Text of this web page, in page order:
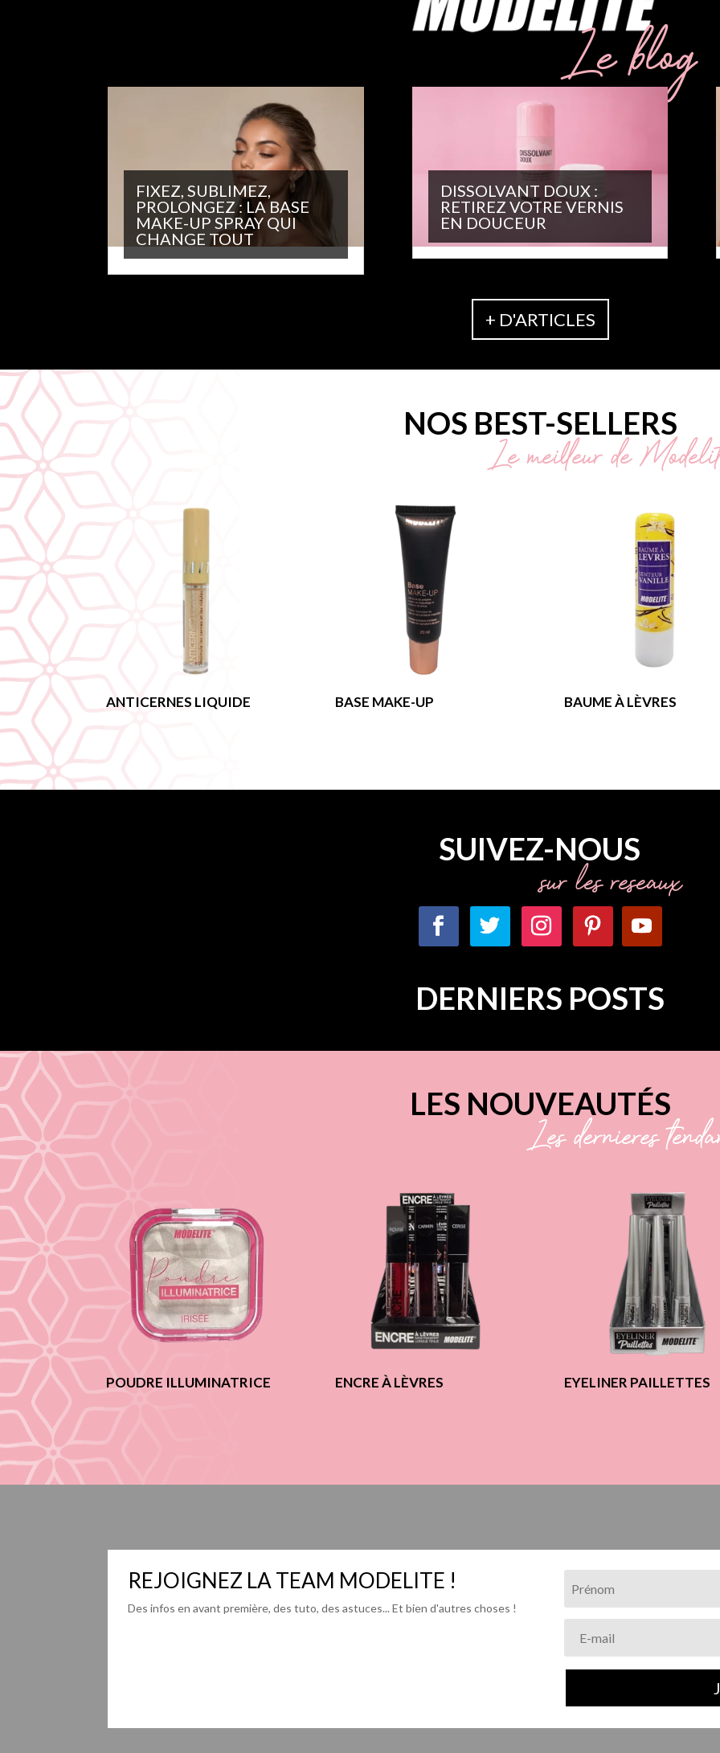
Le blog
FIXEZ, SUBLIMEZ,
PROLONGEZ : LA BASE
MAKE-UP SPRAY QUI
CHANGE TOUT
DISSOLVANT DOUX :
RETIREZ VOTRE VERNIS
EN DOUCEUR
+ D'ARTICLES
NOS BEST-SELLERS
Le meilleur de
ANTICERNES LIQUIDE BASE MAKE-UP BAUME À LÈVRES
SUIVEZ-NOUS
sur les réseaux
DERNIERS POSTS
LES NOUVEAUTÉS
Les dernières
POUDRE ILLUMINATRICE ENCRE À LÈVRES EYELINER PAILLETTES
REJOIGNEZ LA TEAM MODELITE !
Des infos en avant première, des tuto, des astuces... Et bien d'autres choses !